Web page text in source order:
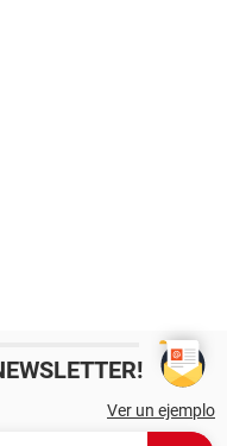
Ver un ejemplo